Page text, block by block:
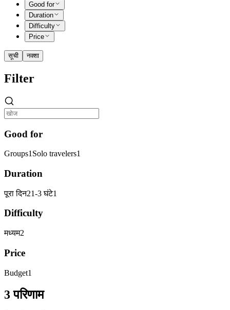
Good for
Duration
Difficulty
Price
सूची नक्शा
Filter
Good for
Groups1 Solo travelers1
Duration
पूरा दिन21-3 घंटे1
Difficulty
मध्यम2
Price
Budget1
3 परिणाम